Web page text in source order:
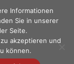
Informationen
Sie in unserer
Seite.
zu akzeptieren und
können.